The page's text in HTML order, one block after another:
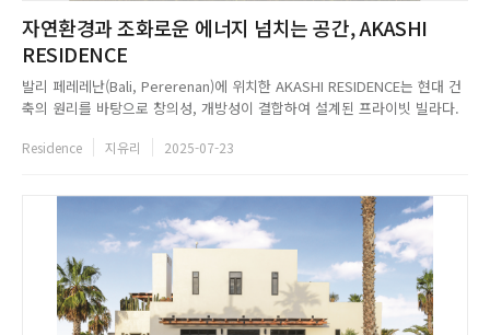
자연환경과 조화로운 에너지 넘치는 공간, AKASHI
RESIDENCE
발리 페레레난(Bali, Pererenan)에 위치한 AKASHI RESIDENCE는 현대 건
축의 원리를 바탕으로 창의성, 개방성이 결합하여 설계된 프라이빗 빌라다.
한 열대 조경과 천연 소재, 야외 순환의 요소를 내부와 외부의 경계를 허물어
Residence 지유리 2025-07-23